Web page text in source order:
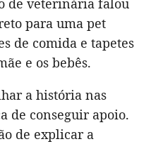
de veterinária falou
para uma pet
de comida e tapetes
e os bebês.
a história nas
de conseguir apoio.
de explicar a